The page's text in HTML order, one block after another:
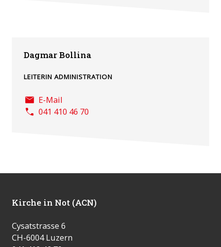
Dagmar Bollina
LEITERIN ADMINISTRATION
E-Mail
041 410 46 70
Kirche in Not (ACN)
Cysatstrasse 6
CH-6004 Luzern